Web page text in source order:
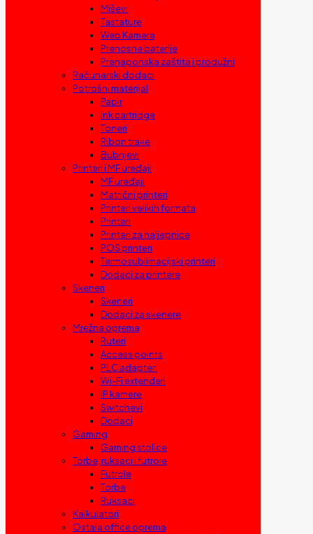
Miševi
Tastature
Web Kamere
Prenosne baterije
Prenaponska zaštita i produžni
Računarski dodaci
Potrošni materijal
Papir
Ink cartridge
Toneri
Ribon trake
Bubnjevi
Printeri i MF uređaji
MF uređaji
Matrični printeri
Printeri velikih formata
Printeri
Printeri za naljepnice
POS printeri
Termosublimacijski printeri
Dodaci za printere
Skeneri
Skeneri
Dodaci za skenere
Mrežna oprema
Ruteri
Access points
PLC adapteri
Wi-Fi extenderi
IP kamere
Switchevi
Dodaci
Gaming
Gaming stolice
Torbe, ruksaci i futrole
Futrole
Torbe
Ruksaci
Kalkulatori
Ostala office oprema